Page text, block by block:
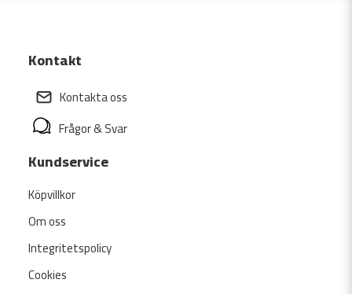
Kontakt
Kontakta oss
Frågor & Svar
Kundservice
Köpvillkor
Om oss
Integritetspolicy
Cookies